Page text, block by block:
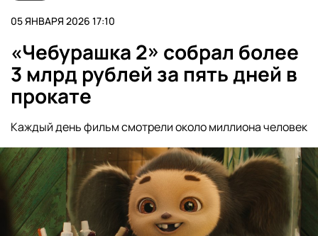
05 ЯНВАРЯ 2026 17:10
«Чебурашка 2» собрал более
3 млрд рублей за пять дней в
прокате
Каждый день фильм смотрели около миллиона человек